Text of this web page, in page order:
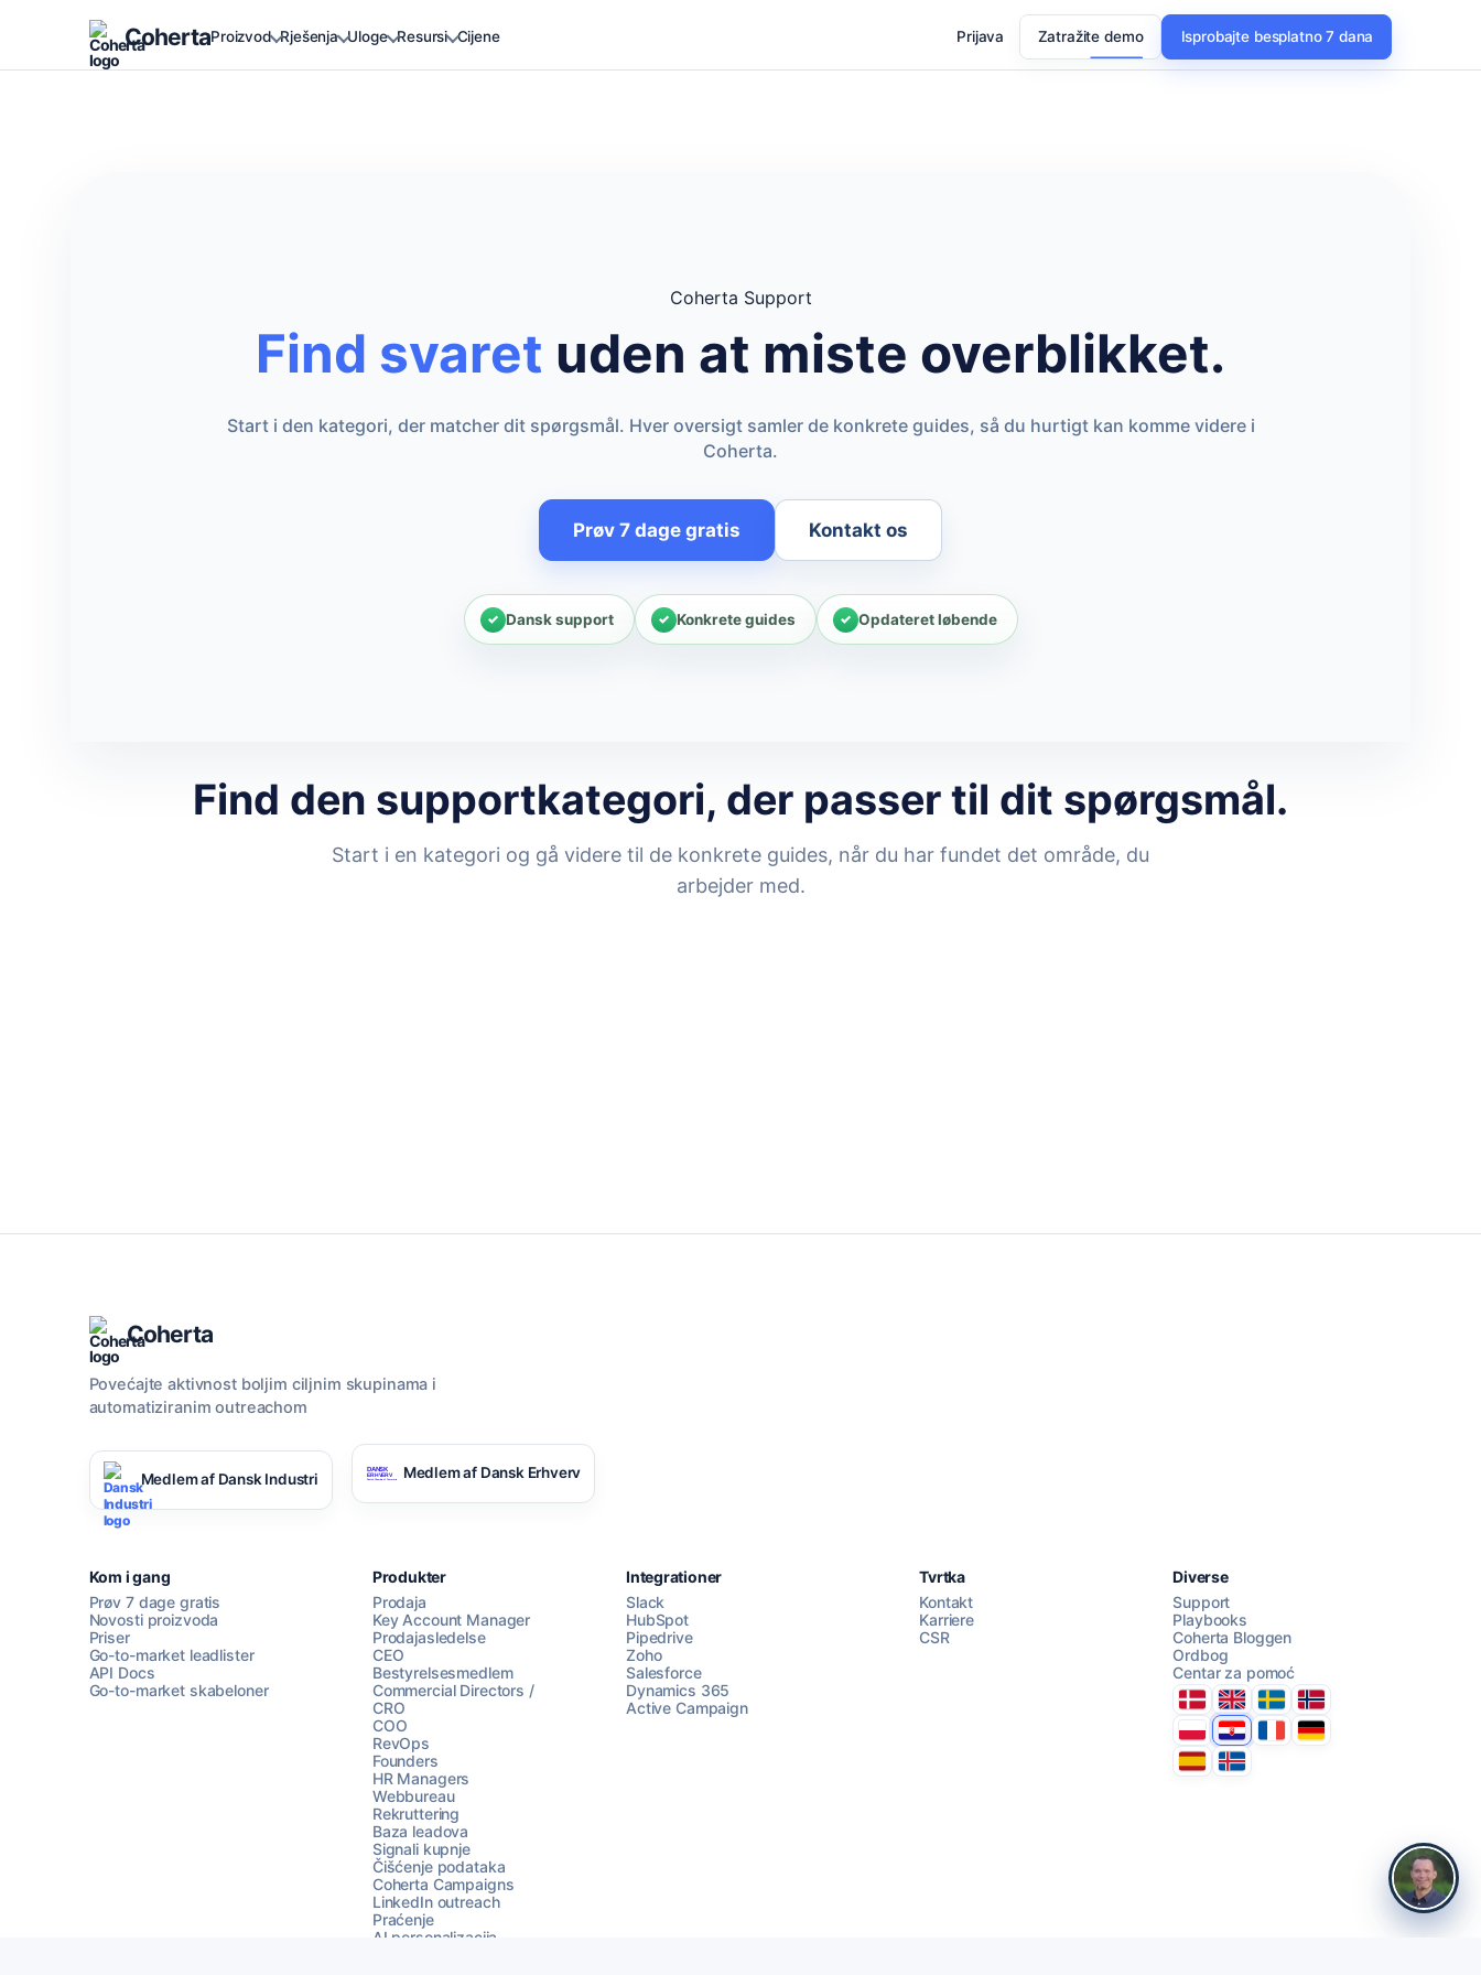
CohertaProizvod Rješenja Uloge Resursi Cijene Prijava Zatražite demo Isprobajte besplatno 7 dana
Coherta Support
Find svaret uden at miste overblikket.
Start i den kategori, der matcher dit spørgsmål. Hver oversigt samler de konkrete guides, så du hurtigt kan komme videre i
Coherta.
Prøv 7 dage gratis Kontakt os
Dansk support Konkrete guides Opdateret løbende
Find den supportkategori, der passer til dit spørgsmål.
Start i en kategori og gå videre til de konkrete guides, når du har fundet det område, du
arbejder med.
Coherta
Povećajte aktivnost boljim ciljnim skupinama i
automatiziranim outreachom
Medlem af Dansk Industri Medlem af Dansk Erhverv
Kom i gang
Prøv 7 dage gratis
Novosti proizvoda
Priser
Go-to-market leadlister
API Docs
Go-to-market skabeloner
Produkter
Prodaja
Key Account Manager
Prodajasledelse
CEO
Bestyrelsesmedlem
Commercial Directors /
CRO
COO
RevOps
Founders
HR Managers
Webbureau
Rekruttering
Baza leadova
Signali kupnje
Čišćenje podataka
Coherta Campaigns
LinkedIn outreach
Praćenje
AI personalizacija
Integrationer
Slack
HubSpot
Pipedrive
Zoho
Salesforce
Dynamics 365
Active Campaign
Tvrtka
Kontakt
Karriere
CSR
Diverse
Support
Playbooks
Coherta Bloggen
Ordbog
Centar za pomoć
DanmarkUnited Kingdom
SverigeNorge
PolskaHrvatskaFranceDeutschland
EspanaÍsland